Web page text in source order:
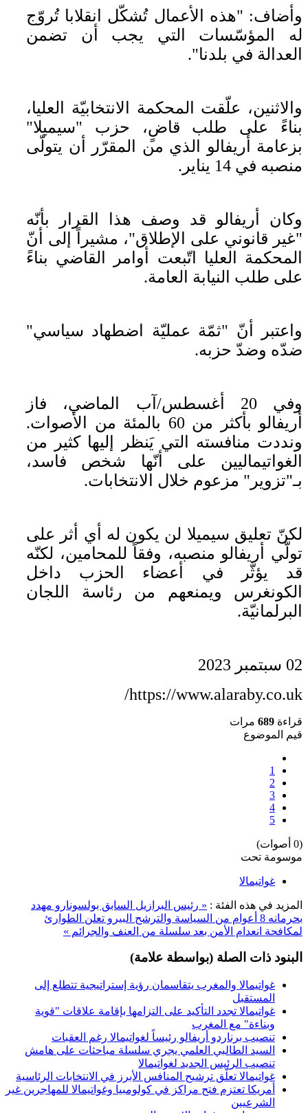
وأضاف: "هذه الأعمال تُشكّل انقلابا تُروّج
له المؤسّسات التي يجب أن تضمن
العدالة في بلدنا".
والاثنين، علّقت المحكمة الانتخابيّة العليا،
بناءً على طلب قاضٍ، حزب "سيميلا"
بزعامة أريفالو الذي من المقرّر أن يتولّى
منصبه في 14 يناير.
وكان أريفالو قد وصف هذا القرار بأنّه
"غير قانوني على الإطلاق"، مشيراً إلى أنّ
المحكمة العليا اتّبعت أوامر القاضي بناءً
على طلب النيابة العامة.
واعتبر أنّ "ثمّة عمليّة اضطهاد سياسي"
ضدّه وضدّ حزبه.
وفي 20 أغسطس/آب الماضي، فاز
أريفالو بأكثر من 60 بالمئة من الأصوات.
ونددت منافسته التي يَنظر إليها كثير من
الغواتيماليين على أنّها شخص فاسد،
بـ"تزوير" مزعوم خلال الانتخابات.
لكنّ تعليق سيميلا لن يكون له أي أثر على
تولّي أريفالو منصبه، وفقاً للمحامين، لكنّه
قد يؤثّر في أعضاء الحزب داخل
الكونغرس ويمنعهم من رئاسة اللجان
البرلمانيّة.
02 سبتمبر 2023
https://www.alaraby.co.uk/
قراءة 689 مرات
قيم الموضوع
1
2
3
4
5
(0 أصوات)
موسومة تحت
غواتيمالا
المزيد في هذه الفئة : « رئيس البرازيل السابق بولسونارو مهدد
بحرمانه 8 أعوام من السياسة والترشح
البيرو تعلن الطوارئ
لمكافحة انعدام الأمن بعد سلسلة من العنف والجرائم »
البنود ذات الصلة (بواسطة علامة)
غواتيمالا والمغرب يتقاسمان رؤية إستراتيجية تتطلع إلى
المستقبل
غواتيمالا تجدد التأكيد على التزامها بإقامة علاقات "قوية
وبناءة" مع المغرب
تنصيب برناردو أريفالو رئيساً لغواتيمالا رغم العقبات
السيد الطالبي العلمي يجري سلسلة مباحثات على هامش
تنصيب الرئيس الجديد لغواتيمالا
غواتيمالا تعلّق ترشيح المنافس الأبرز في الانتخابات الرئاسية
أمريكا تعتزم فتح مراكز في كولومبيا وغواتيمالا للمهاجرين غير
الشرعيين